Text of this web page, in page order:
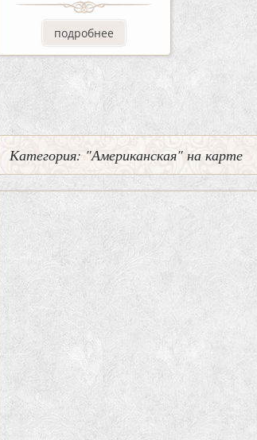
подробнее
Категория: "Американская" на карте